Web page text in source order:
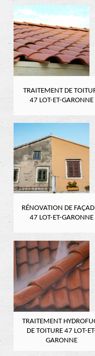
TRAITEMENT DE
47 LOT-ET-GARONNE
RÉNOVATION DE
47 LOT-ET-GARONNE
TRAITEMENT
DE TOITURE 47 LOT-
GARONNE